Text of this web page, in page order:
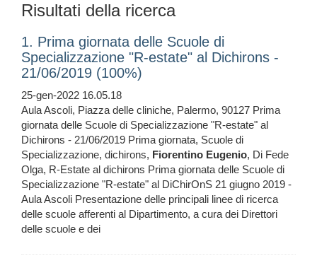
Risultati della ricerca
1. Prima giornata delle Scuole di
Specializzazione "R-estate" al Dichirons -
21/06/2019 (100%)
25-gen-2022 16.05.18
Aula Ascoli, Piazza delle cliniche, Palermo, 90127 Prima
giornata delle Scuole di Specializzazione "R-estate" al
Dichirons - 21/06/2019 Prima giornata, Scuole di
Specializzazione, dichirons, Fiorentino Eugenio, Di Fede
Olga, R-Estate al dichirons Prima giornata delle Scuole di
Specializzazione "R-estate" al DiChirOnS 21 giugno 2019 -
Aula Ascoli Presentazione delle principali linee di ricerca
delle scuole afferenti al Dipartimento, a cura dei Direttori
delle scuole e dei